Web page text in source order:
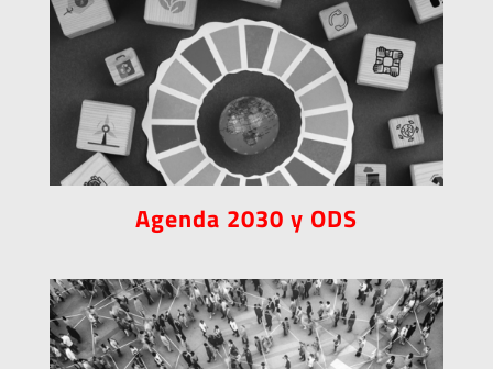
Agenda 2030 y ODS